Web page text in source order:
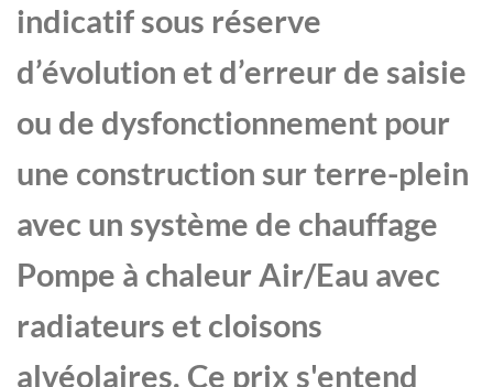
indicatif sous réserve
d’évolution et d’erreur de saisie
ou de dysfonctionnement pour
une construction sur terre-plein
avec un système de chauffage
Pompe à chaleur Air/Eau avec
radiateurs et cloisons
alvéolaires. Ce prix s'entend